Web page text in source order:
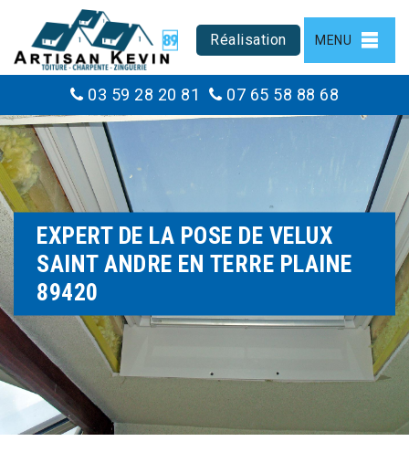
Réalisation MENU
03 59 28 20 81 07 65 58 88 68
EXPERT DE LA POSE DE VELUX
SAINT ANDRE EN TERRE PLAINE
89420